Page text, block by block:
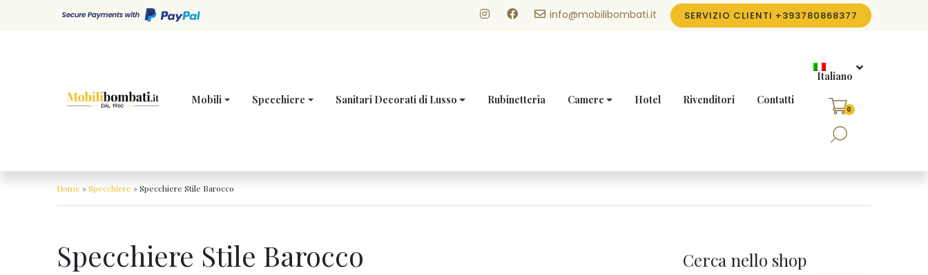
info@mobilibombati.it SERVIZIO CLIENTI +393780868377
Mobili Specchiere Sanitari Decorati di Lusso Rubinetteria Camere Hotel Rivenditori Contatti
Italiano
0
Home »Specchiere »Specchiere Stile Barocco
Specchiere Stile Barocco Cerca nello shop